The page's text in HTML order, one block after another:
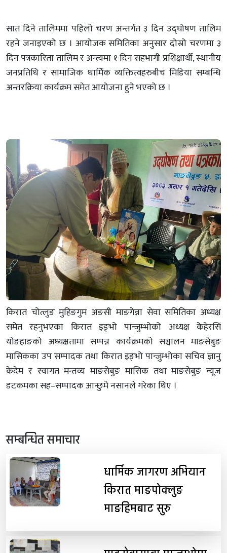
सात दिने तालिममा पहिलो चरण अन्तर्गत ३ दिन उद्घोषण तालिम
रहने जनाइएको छ । आयोजक समितिका अनुसार दोस्रो चरणमा ३
दिन पत्रकारिता तालिम र अन्त्यमा १ दिन सहभागी प्रशिक्षार्थी, स्थानीय
जनप्रतिधि र सामाजिक धार्मिक व्यक्तित्वहरुबीच मिडिया सम्बन्धि
अन्तरक्रिया कार्यक्रम समेत आयोजना हुने भएको छ ।
किरात चोत्लुङ मुहिङगुम अङसी माङगेन्ना सेवा समितिका अध्यक्ष
समेत रहनुभएका किरात इङ्भो पान्जुम्भोको अध्यक्ष केहेरसिं
योङहाङको अध्यक्षतामा सम्पन्न कार्यक्रमको सञ्चालन माङसेबुङ
मासिकका उप सम्पादक तथा किरात इङ्भो पान्जुम्भोका सचिव ज्ञानु
केदेम र स्वागत मन्तव्य माङसेबुङ मासिक तथा माङसेबुङ न्यूज
डटकमका सह–सम्पादक आन्छुमे नसानले गरेका थिए ।
सम्बन्धित समाचार
धार्मिक जागरण अभियान
किरात माङपोक्लुङ
माङहिमबाट सुरु